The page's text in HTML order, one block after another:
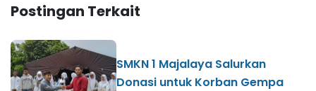
Postingan Terkait
SMKN 1 Majalaya Salurkan
Donasi untuk Korban Gempa